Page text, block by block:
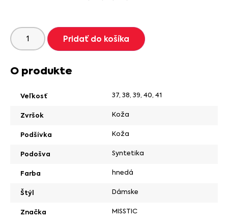
Pridať do košíka
O produkte
Veľkosť 37, 38, 39, 40, 41
Zvršok Koža
Podšívka Koža
Podošva Syntetika
Farba hnedá
Štýl Dámske
Značka MISSTIC